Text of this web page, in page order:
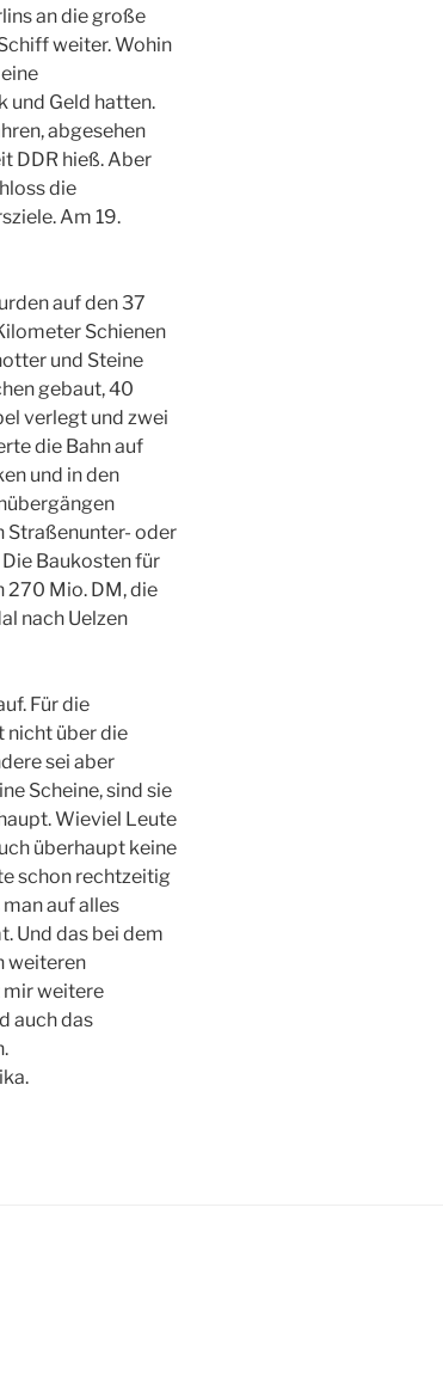
an die große
weiter. Wohin
und Geld hatten.
abgesehen
DDR hieß. Aber
die
Am 19.
auf den 37
Schienen
und Steine
gebaut, 40
verlegt und zwei
die Bahn auf
und in den
Straßenunter- oder
Baukosten für
270 Mio. DM, die
nach Uelzen
Für die
nicht über die
sei aber
Scheine, sind sie
Wieviel Leute
überhaupt keine
schon rechtzeitig
auf alles
Und das bei dem
weiteren
mir weitere
auch das